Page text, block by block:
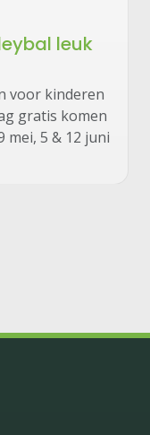
leuk
voor kinderen
gratis komen
mei, 5 & 12 juni